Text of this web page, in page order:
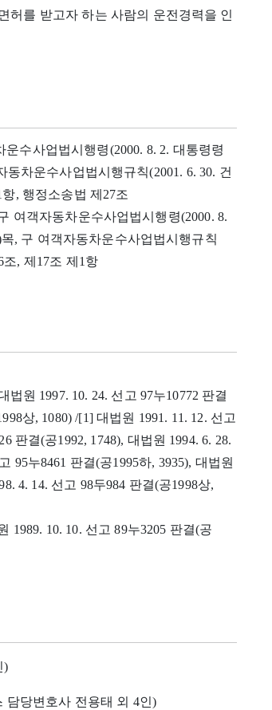
허를 받고자 하는 사람의 운전경력을 인
수사업법시행령(2000. 8. 2. 대통령령
차운수사업법시행규칙(2001. 6. 30. 건
, 행정소송법 제27조
여객자동차운수사업법시행령(2000. 8.
, 구 여객자동차운수사업법시행규칙
조, 제17조 제1항
법원 1997. 10. 24. 선고 97누10772 판결
상, 1080) /[1] 대법원 1991. 11. 12. 선고
판결(공1992, 1748), 대법원 1994. 6. 28.
95누8461 판결(공1995하, 3935), 대법원
4. 14. 선고 98두984 판결(공1998상,
1989. 10. 10. 선고 89누3205 판결(공
)
담당변호사 전용태 외 4인)